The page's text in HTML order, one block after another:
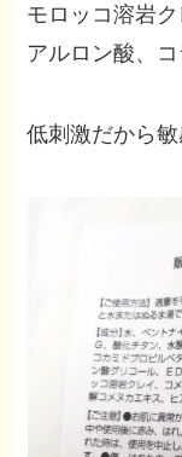
モロッコ溶岩
アルロン酸、
低刺激だから敏